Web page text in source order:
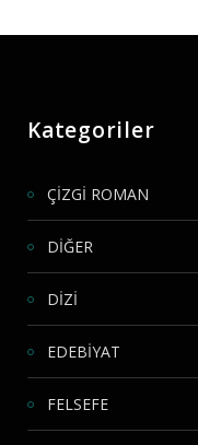
Kategoriler
ÇİZGİ ROMAN
DİĞER
DİZİ
EDEBİYAT
FELSEFE